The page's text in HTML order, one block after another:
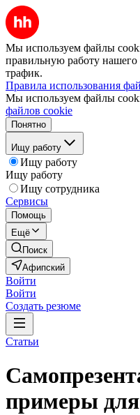
Мы используем файлы
правильную работу нашего
трафик.
Правила использования
Мы используем файлы
файлов cookie
Понятно
Ищу работу
Ищу работу
Ищу работу
Ищу сотрудника
Сервисы
Помощь
Ещё
Поиск
Афипский
Войти
Войти
Создать резюме
Статьи
примеры для